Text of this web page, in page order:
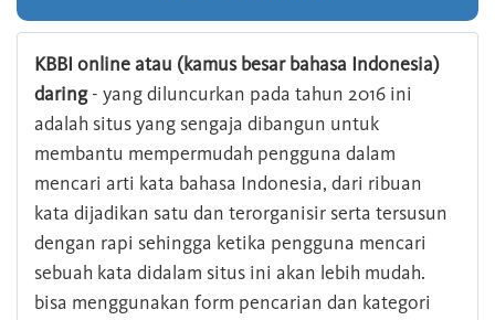
KBBI online atau (kamus besar bahasa Indonesia)
daring- yang diluncurkan pada tahun 2016 ini
adalah situs yang sengaja dibangun untuk
membantu mempermudah pengguna dalam
mencari arti kata bahasa Indonesia, dari ribuan
kata dijadikan satu dan terorganisir serta tersusun
dengan rapi sehingga ketika pengguna mencari
sebuah kata didalam situs ini akan lebih mudah.
bisa menggunakan form pencarian dan kategori